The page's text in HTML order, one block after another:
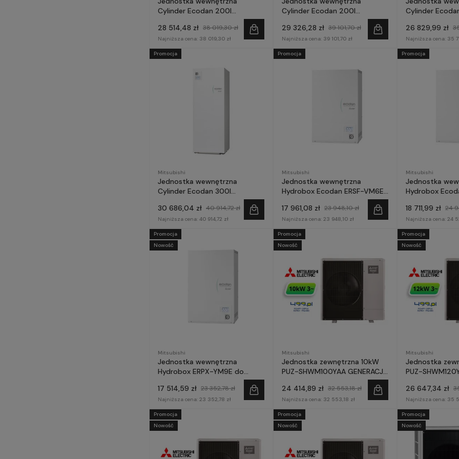
Cylinder Ecodan 200l
ERST20F-VM6E GENERACJA E
- Mitsubishi Electric
28 514,48 zł 38 019,30 zł
Najniższa cena: 38 019,30 zł
Cylinder Ecodan 200l
ERST20F-YM9E GENERACJA E
- Mitsubishi Electric
29 326,28 zł 39 101,70 zł
Najniższa cena: 39 101,70 zł
Cylinder
monobloka
Mitsubishi
26 829,99 zł
Najniższa cena: 35
Mitsubishi
Jednostka wewnętrzna
Cylinder Ecodan 300l
ERST30F-YM9EE GENERACJA E
- Mitsubishi Electric
30 686,04 zł 40 914,72 zł
Najniższa cena: 40 914,72 zł
Promocja
Mitsubishi
Jednostka wewnętrzna
Hydrobox Ecodan ERSF-VM6E
GENERACJA E - Mitsubishi
Electric
17 961,08 zł 23 948,10 zł
Najniższa cena: 23 948,10 zł
Promocja
Mitsubishi
Jednostka
Hydrobox
GENERACJA
Electric
18 711,99 zł 24
Najniższa cena: 24
Promocja
Mitsubishi
Jednostka wewnętrzna
Hydrobox ERPX-YM9E do
monobloka GENERACJA E -
Mitsubishi Electric
17 514,59 zł 23 352,78 zł
Najniższa cena: 23 352,78 zł
Promocja
Nowość
Mitsubishi
Jednostka zewnętrzna 10kW
PUZ-SHWM100YAA GENERACJA
24 414,89 zł 32 553,18 zł
Najniższa cena: 32 553,18 zł
Promocja
Nowość
Mitsubishi
Jednostka
PUZ-
26 647,34 zł
Najniższa cena: 35
Promocja
Nowość
Promocja
Nowość
Promocja
Nowość
Promocja
Nowość